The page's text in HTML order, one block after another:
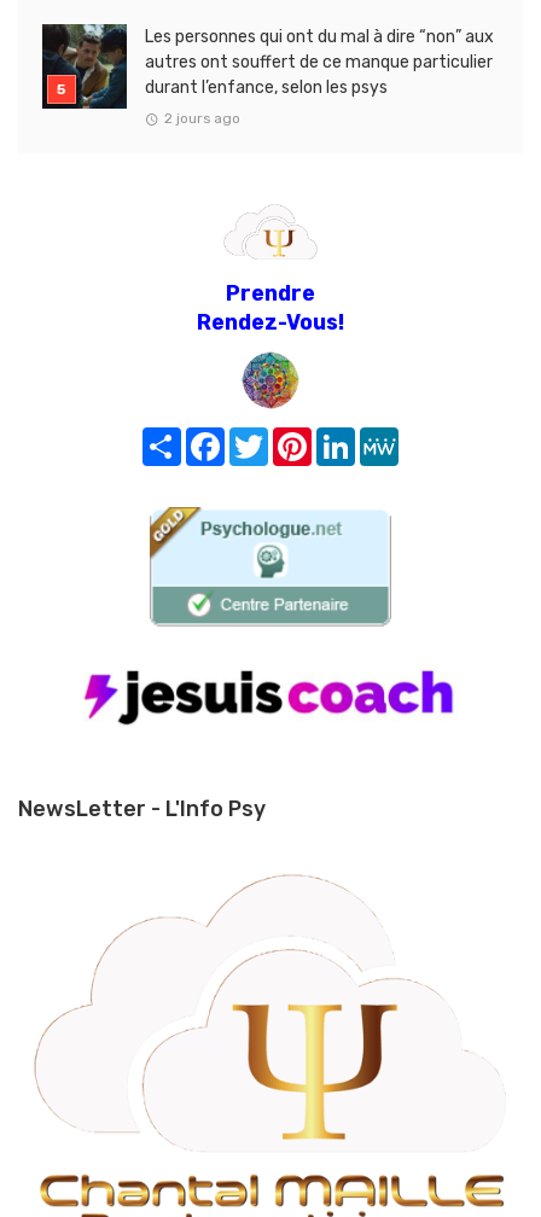
Les personnes qui ont du mal à dire “non” aux
autres ont souffert de ce manque particulier
durant l’enfance, selon les psys
2 jours ago
Prendre
Rendez-Vous!
Share FacebookTwitterPinterest
LinkedIn
NewsLetter - L'Info Psy